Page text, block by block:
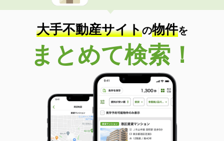
大手不動産サイトの物件を
まとめて検索！